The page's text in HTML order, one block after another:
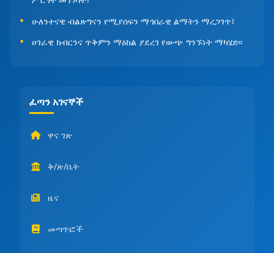
ሁለንተናዊ ብልጽግናን የሚያሰፍን ማኅበራዊ ልማትን ማረጋገጥ፤
ሀገራዊ ክብርንና ጥቅምን ማዕከል ያደረገ የውጭ ግንኙነት ማካሄድ፡፡
ፈጣን አገናኞች
ዋና ገጽ
ቅ/ጽ/ቤት
ዜና
መጣጥፎች